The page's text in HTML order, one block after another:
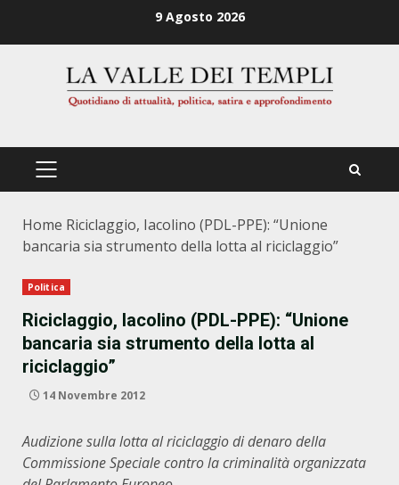
9 Agosto 2026
PRIMÄRES
Home Riciclaggio, Iacolino (PDL-PPE): “Unione
bancaria sia strumento della lotta al riciclaggio”
Politica
Riciclaggio, Iacolino (PDL-PPE): “Unione
bancaria sia strumento della lotta al
riciclaggio”
14 Novembre 2012
Audizione sulla lotta al riciclaggio di denaro della
Commissione Speciale contro la criminalità organizzata